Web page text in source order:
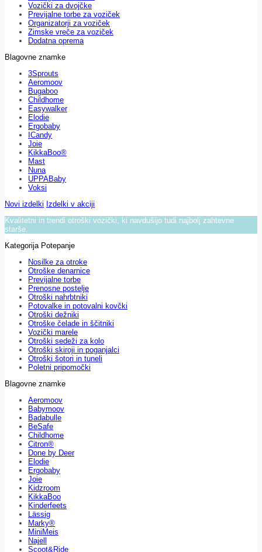
Vozički za dvojčke
Previjalne torbe za voziček
Organizatorji za voziček
Zimske vreče za voziček
Dodatna oprema
Blagovne znamke
3Sprouts
Aeromoov
Bugaboo
Childhome
Easywalker
Elodie
Ergobaby
ICandy
Joie
KikkaBoo®
Mast
Nuna
UPPABaby
Voksi
Novi izdelki Izdelki v akciji
Kvalitetni in trendi otroški vozički, ki navdušijo tudi najbolj zahtevne
starše.
Kategorija Potepanje
Nosilke za otroke
Otroške denarnice
Previjalne torbe
Prenosne postelje
Otroški nahrbtniki
Potovalke in potovalni kovčki
Otroški dežniki
Otroške čelade in ščitniki
Vozički marele
Otroški sedeži za kolo
Otroški skiroji in poganjalci
Otroški šotori in tuneli
Poletni pripomočki
Blagovne znamke
Aeromoov
Babymoov
Badabulle
BeSafe
Childhome
Citron®
Done by Deer
Elodie
Ergobaby
Joie
Kidzroom
KikkaBoo
Kinderfeets
Lässig
Marky®
MiniMeis
Najell
Scoot&Ride